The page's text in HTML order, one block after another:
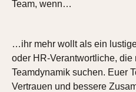
Team, wenn…
…ihr mehr wollt als ein
oder HR-Verantwortliche,
Teamdynamik suchen. Euer
Vertrauen und bessere